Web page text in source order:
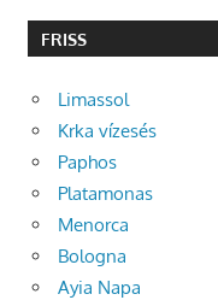
FRISS
Limassol
Krka vízesés
Paphos
Platamonas
Menorca
Bologna
Ayia Napa